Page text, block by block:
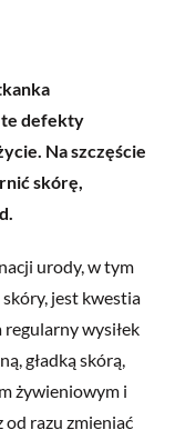
te defekty
Na szczęście
skórę,
urody, w tym
jest kwestia
regularny wysiłek
gładką skórą,
żywieniowym i
od razu zmieniać